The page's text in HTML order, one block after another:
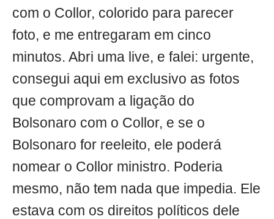
com o Collor, colorido para parecer
foto, e me entregaram em cinco
minutos. Abri uma live, e falei: urgente,
consegui aqui em exclusivo as fotos
que comprovam a ligação do
Bolsonaro com o Collor, e se o
Bolsonaro for reeleito, ele poderá
nomear o Collor ministro. Poderia
mesmo, não tem nada que impedia. Ele
estava com os direitos políticos dele